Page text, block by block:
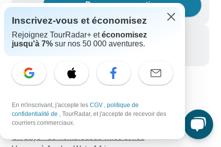
Posez une question
Appelez-nous
Découvrez TourRadar
La fin du monde + El Chalten w/Bus (10 jours)
Le bonheur espagnol
3 jours - Le meilleur de Bali avec arrivée organisée
Inscrivez-vous et économisez
Rejoignez TourRadar+ etéconomisez
jusqu'à 7% sur nos 50 000 aventures.
En m'inscrivant, j'accepte les CGV , politique de
confidentialité de , TourRadar, et j'accepte de recevoir des
courriers commerciaux.